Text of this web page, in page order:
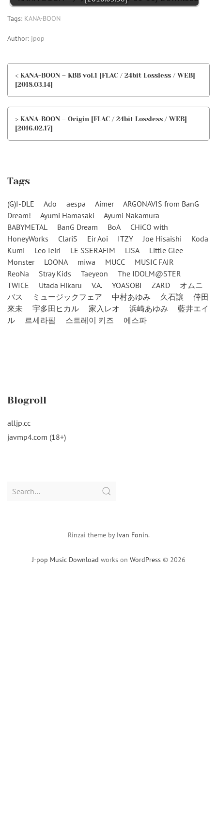
Tags: KANA-BOON
Author: jpop
< KANA-BOON – KBB vol.1 [FLAC / 24bit Lossless / WEB]
[2018.03.14]
> KANA-BOON – Origin [FLAC / 24bit Lossless / WEB]
[2016.02.17]
Tags
(G)I-DLE Ado aespa Aimer
ARGONAVIS from BanG
Dream!
Ayumi Hamasaki
Ayumi Nakamura
BABYMETAL
BanG Dream BoA
CHiCO with
HoneyWorks
ClariS Eir Aoi ITZY Joe Hisaishi
Koda
Kumi
Leo Ieiri LE SSERAFIM LiSA
Little Glee
Monster
LOONA miwa MUCC
MUSIC FAIR
ReoNa
Stray Kids Taeyeon
The IDOLM@STER
TWICE
Utada Hikaru V.A. YOASOBI ZARD
オムニ
バス
ミュージックフェア 中村あゆみ 久石譲
倖田
來未
宇多田ヒカル 家入レオ 浜崎あゆみ
藍井エイ
ル
르세라핌 스트레이 키즈 에스파
Blogroll
alljp.cc
javmp4.com (18+)
Search
J-pop Music Download works on WordPress © 2026
Rinzai theme by Ivan Fonin.